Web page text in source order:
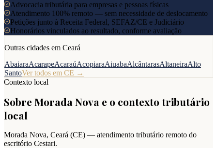
Advocacia tributária para empresas e pessoas físicas
Atendimento 100% remoto — sem necessidade de deslocamento
Petições junto à Receita Federal, SEFAZ/CE e Judiciário
Honorários vinculados ao resultado, conforme avaliação
Outras cidades em Ceará
AbaiaraAcarapeAcaraúAcopiaraAiuabaAlcântarasAltaneiraAlto
SantoVer todos em CE →
Contexto local
Sobre Morada Nova e o contexto tributário
local
Morada Nova, Ceará (CE) — atendimento tributário remoto do
escritório Cestari.